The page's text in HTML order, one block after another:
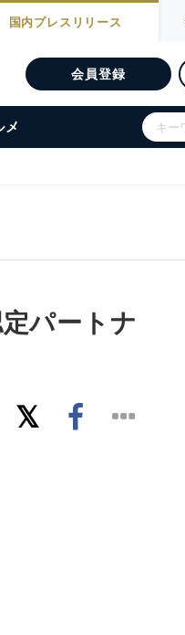
国内プレスリリース
会員登録
メ
パートナ